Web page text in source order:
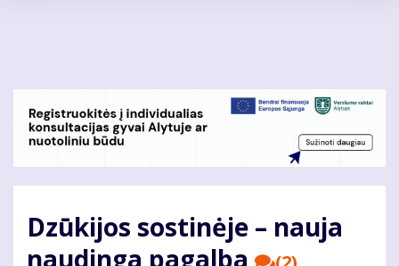
Dzūkijos sostinėje – nauja
naudinga pagalba